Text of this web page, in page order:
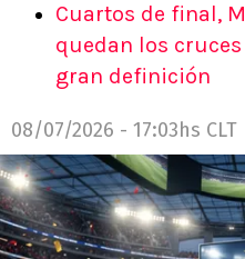
Cuartos de final,
quedan los
gran definición
08/07/2026 - 17:03hs CLT